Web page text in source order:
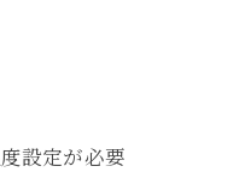
設定が必要